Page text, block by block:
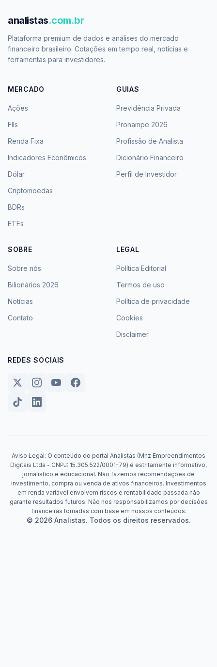
analistas.com.br
Plataforma premium de dados e análises do mercado
financeiro brasileiro. Cotações em tempo real, notícias e
ferramentas para investidores.
MERCADO
Ações
FIIs
Renda Fixa
Indicadores Econômicos
Dólar
Criptomoedas
BDRs
ETFs
GUIAS
Previdência Privada
Pronampe 2026
Profissão de Analista
Dicionário Financeiro
Perfil de Investidor
SOBRE
Sobre nós
Bilionários 2026
Notícias
Contato
LEGAL
Política Editorial
Termos de uso
Política de privacidade
Cookies
Disclaimer
REDES SOCIAIS
Aviso Legal: O conteúdo do portal Analistas (Mnz Empreendimentos
Digitais Ltda - CNPJ: 15.305.522/0001-79) é estritamente informativo,
jornalístico e educacional. Não fazemos recomendações de
investimento, compra ou venda de ativos financeiros. Investimentos
em renda variável envolvem riscos e rentabilidade passada não
garante resultados futuros. Não nos responsabilizamos por decisões
financeiras tomadas com base em nossos conteúdos.
© 2026 Analistas. Todos os direitos reservados.